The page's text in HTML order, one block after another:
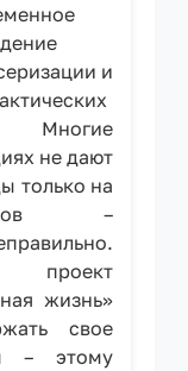
и
Многие
не дают
только на
–
жизнь»
свое
– этому